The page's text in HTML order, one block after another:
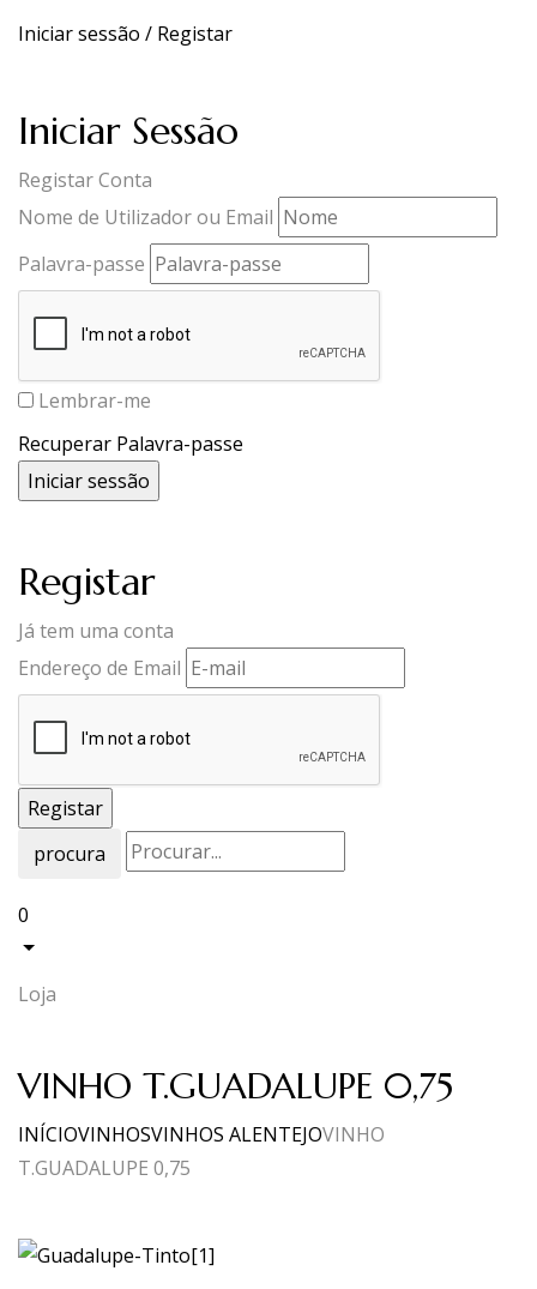
Iniciar sessão / Registar
Iniciar Sessão
Registar Conta
Nome de Utilizador ou Email
Palavra-passe
Lembrar-me
Recuperar Palavra-passe
Registar
Já tem uma conta
Endereço de Email
procura
0
Loja
VINHO T.GUADALUPE 0,75
INÍCIOVINHOSVINHOS ALENTEJOVINHO
T.GUADALUPE 0,75